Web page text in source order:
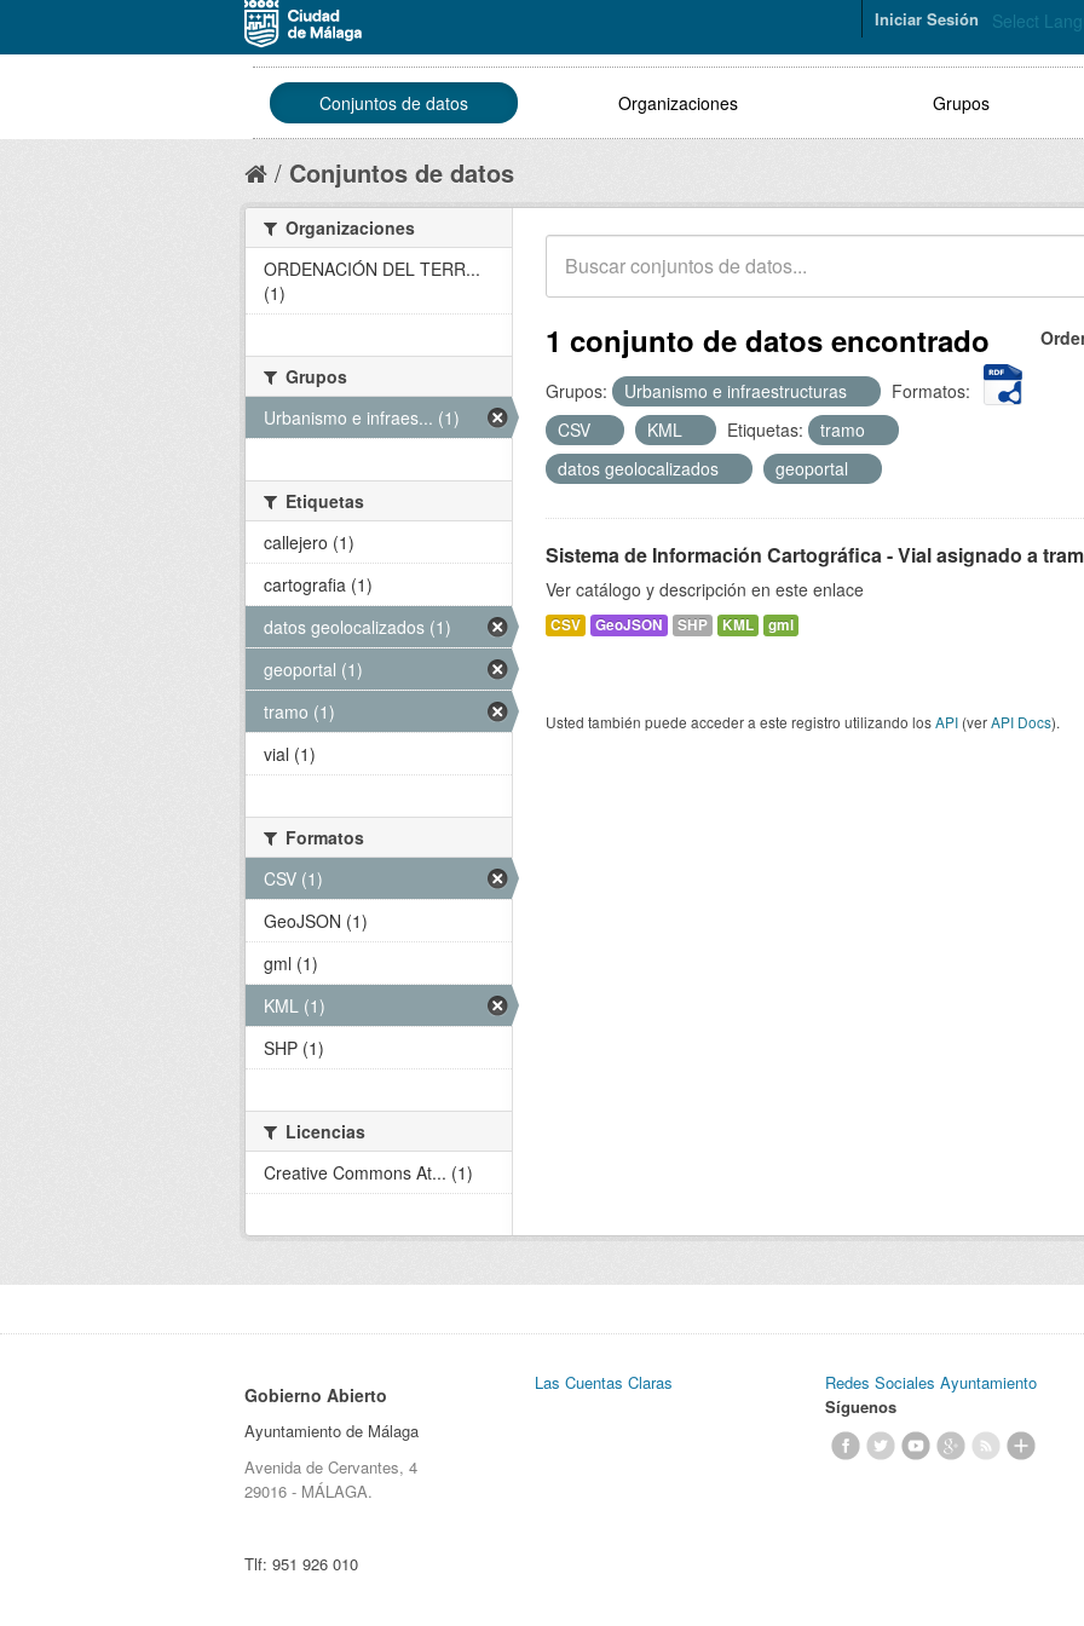
Select
Iniciar Sesión
Conjuntos de datos Organizaciones Grupos
Conjuntos de datos
1 conjunto de datos encontrado
Grupos: Urbanismo e infraestructuras
Formatos:
CSV
KML Etiquetas:
tramo
datos geolocalizados
geoportal
Sistema de Información Cartográfica - Vial asignado a
Ver catálogo y descripción en este enlace
CSV GeoJSON SHP KML gml
Usted también puede acceder a este registro utilizando losAPI (verAPI Docs).
Organizaciones
ORDENACIÓN DEL TERR...
(1)
Grupos
Urbanismo e infraes... (1)
Etiquetas
callejero (1)
cartografia (1)
datos geolocalizados (1)
geoportal (1)
tramo (1)
vial (1)
Formatos
CSV (1)
GeoJSON (1)
gml (1)
KML (1)
SHP (1)
Licencias
Creative Commons At... (1)
Gobierno Abierto
Ayuntamiento de Málaga
Avenida de Cervantes, 4
29016 - MÁLAGA.
Tlf: 951 926 010
Las Cuentas Claras
Redes Sociales Ayuntamiento
Síguenos